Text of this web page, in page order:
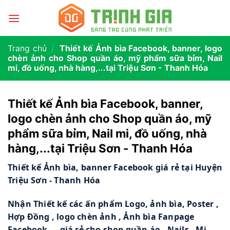
Trang chủ / Thiết kế Ảnh bìa Facebook, banner, logo
chèn ảnh cho Shop quần áo, mỹ phẩm sữa bỉm, Nail
mi, đồ uống, nhà hàng,...tại Triệu Sơn - Thanh Hóa
Thiết kế Ảnh bìa Facebook, banner,
logo chèn ảnh cho Shop quần áo, mỹ
phẩm sữa bỉm, Nail mi, đồ uống, nhà
hàng,...tại Triệu Sơn - Thanh Hóa
Thiết kế Ảnh bìa, banner Facebook giá rẻ tại Huyện
Triệu Sơn - Thanh Hóa
Nhận Thiết kế các ấn phẩm Logo, ảnh bìa, Poster ,
Hợp Đồng , logo chèn ảnh , Ảnh bìa Fanpage